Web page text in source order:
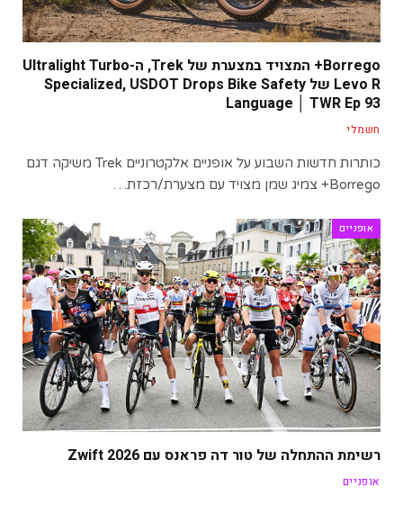
Borrego+ המצויד במצערת של Trek, ה-Ultralight Turbo
Levo R של Specialized, USDOT Drops Bike Safety
Language │ TWR Ep 93
חשמלי
כותרות חדשות השבוע על אופניים אלקטרוניים Trek משיקה דגם
Borrego+ צמיג שמן מצויד עם מצערת/רכזת…
אופניים
רשימת ההתחלה של טור דה פראנס עם Zwift 2026
אופניים